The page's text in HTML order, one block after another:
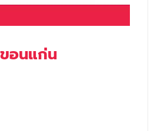
อนแก่น